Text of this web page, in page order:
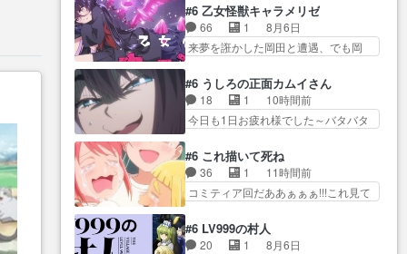
#6 乙女怪獣キャラメリゼ
66 1
8月6日
来夢を誑かした岡田と遭遇、でも岡
か見てなかったと気付き… みん
なからのメイク道具が、らいりーさ
んを… らいりーの影響で理想に
向けて努力する黒絵… コングと
友… らいりーが己のルッキズム
と相対する話とし… らいりーさ
んが容姿の美醜でしか人を見な
ダムに来た黒絵た… ライリーが
好きだったクズ男ハルゴンが懲
#6 うしろの正面カムイさん
18 1
10時間前
今日も1日お疲れ様でした～バタバタ
た ジェットババアの亜… 1日で
6人は流石絶倫カムイ婆もしっかり
抱… 今回は交通悪霊の除霊ツア
ー。Aパはいつも… 前半の霊カモ
今回はいつもと違って霊が大人しい
なと思っ… 最後にカムイさんを
#6 これ描いて死ね
36 1
11時間前
コミティア回だああぁぁぁ!!!これ見て
が同人誌即売会の… 買ってもら
えた最初の一冊お客にプロポー
#6 LV999の村人
20 1 8月6日